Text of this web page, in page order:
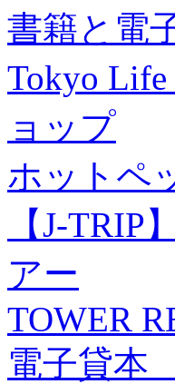
書籍と電
Tokyo
ョップ
ホットペ
【J-
アー
TOWER
電子貸本